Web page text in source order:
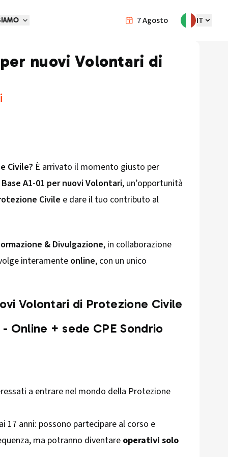
7Agosto IT
nuovi Volontari di
Civile? È arrivato il momento giusto per
A1-01 per nuovi Volontari, un’opportunità
Civile e dare il tuo contributo al
& Divulgazione, in collaborazione
interamenteonline, con un unico
Volontari di Protezione Civile
Online + sede CPE Sondrio
a entrare nel mondo della Protezione
17 anni: possono partecipare al corso e
ma potranno diventare operativi solo